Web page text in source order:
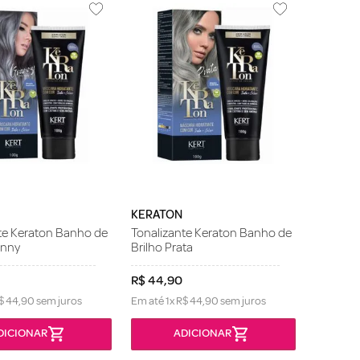
Keraton Banho de
44,90sem juros
KERATON
Tonalizante Keraton Banho de
Brilho Prata
R$44,90
Em até1xR$44,90sem juros